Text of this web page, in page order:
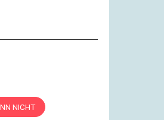
/ Ein Versuch
letzten Etappe
NICHT